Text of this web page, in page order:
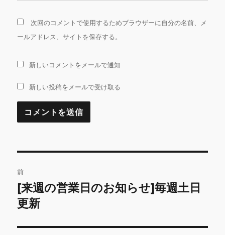
次回のコメントで使用するためブラウザーに自分の名前、メ
ールアドレス、サイトを保存する。
新しいコメントをメールで通知
新しい投稿をメールで受け取る
稿
ナ
ビ
前
前
の
稿:
[来週の営業日のお知らせ]毎週土日
更新